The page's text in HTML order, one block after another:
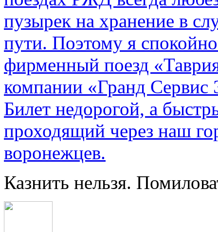
пузырек на хранение в
пути. По­этому я
фирменный поезд
компании «Гранд Сервис
Билет недорогой, а
проходящий через наш
воронежцев.
Казнить нельзя.